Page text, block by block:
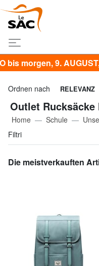
9. AUGUST, mit
Ordnen nach RELEVANZ
Outlet Rucksäcke
Home Schule
Filtri
Die meistverkauften